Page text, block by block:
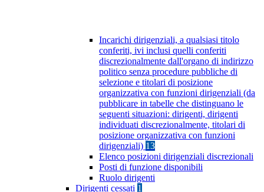
Incarichi dirigenziali, a qualsiasi titolo
conferiti, ivi inclusi quelli conferiti
discrezionalmente dall'organo di indirizzo
politico senza procedure pubbliche di
selezione e titolari di posizione
organizzativa con funzioni dirigenziali (da
pubblicare in tabelle che distinguano le
seguenti situazioni: dirigenti, dirigenti
individuati discrezionalmente, titolari di
posizione organizzativa con funzioni
dirigenziali) 13
Elenco posizioni dirigenziali discrezionali
Posti di funzione disponibili
Ruolo dirigenti
Dirigenti cessati 1